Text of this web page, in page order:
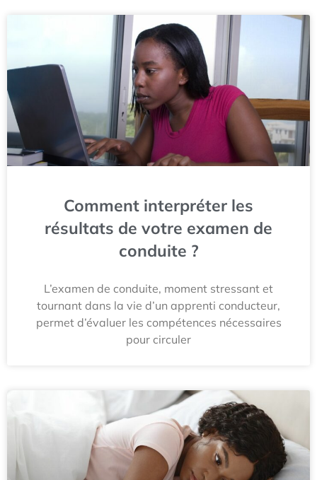
Comment interpréter les
résultats de votre examen de
conduite ?
L’examen de conduite, moment stressant et
tournant dans la vie d’un apprenti conducteur,
permet d’évaluer les compétences nécessaires
pour circuler